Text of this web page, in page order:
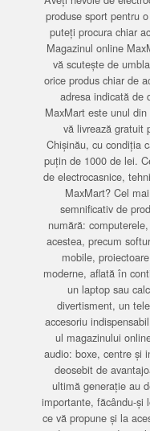
produse sport pentru
puteți procura chiar
Magazinul online
vă scutește de
orice produs chiar de
adresa indicată de
MaxMart este unul
vă livrează gratuit
Chișinău, cu condiția
puțin de 1000 de lei.
de electrocasnice,
MaxMart? Cel
semnificativ de
numără:
acestea, precum
mobile,
moderne, aflată în
un laptop sau
divertisment, un
accesoriu
ul magazinului
audio: boxe, centre și
deosebit de
ultimă generație au
importante, făcându-și
ce vă propune și la